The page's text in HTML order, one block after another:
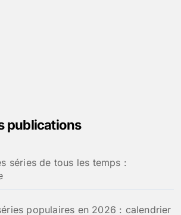
publications
séries de tous les temps :
populaires en 2026 : calendrier